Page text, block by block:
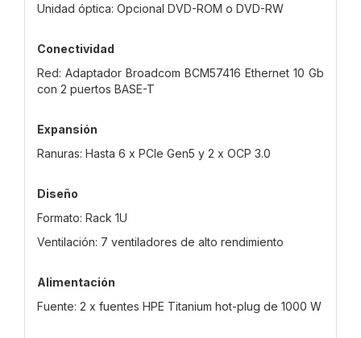
Unidad óptica: Opcional DVD-ROM o DVD-RW
Conectividad
Red: Adaptador Broadcom BCM57416 Ethernet 10 Gb
con 2 puertos BASE-T
Expansión
Ranuras: Hasta 6 x PCIe Gen5 y 2 x OCP 3.0
Diseño
Formato: Rack 1U
Ventilación: 7 ventiladores de alto rendimiento
Alimentación
Fuente: 2 x fuentes HPE Titanium hot-plug de 1000 W